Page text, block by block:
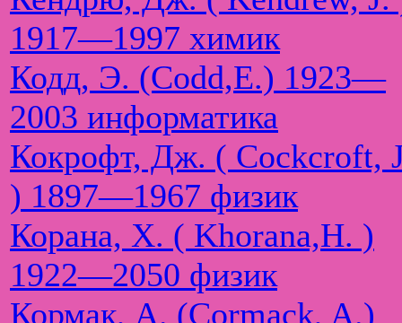
1917—1997 химик
Кодд, Э. (Codd,E.) 1923—
2003 информатика
Кокрофт, Дж. ( Cockcroft,
) 1897—1967 физик
Корана, Х. ( Khorana,H. )
1922—2050 физик
Кормак, А. (Cormack, A.)